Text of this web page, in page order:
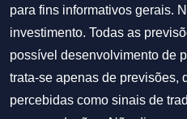
para fins informativos gerais.
investimento. Todas as
possível desenvolvimento de
trata-se apenas de previsões,
percebidas como sinais de